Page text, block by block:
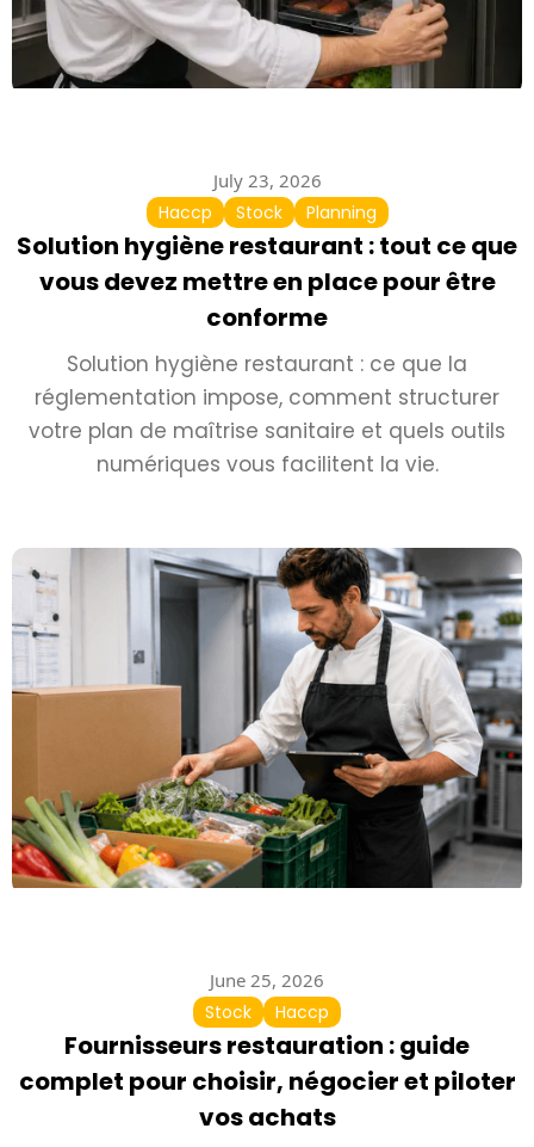
July 23, 2026
Haccp
Stock Planning
Solution hygiène restaurant : tout ce que
vous devez mettre en place pour être
conforme
Solution hygiène restaurant : ce que la
réglementation impose, comment structurer
votre plan de maîtrise sanitaire et quels outils
numériques vous facilitent la vie.
June 25, 2026
Stock
Haccp
Fournisseurs restauration : guide
complet pour choisir, négocier et piloter
vos achats